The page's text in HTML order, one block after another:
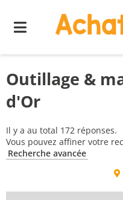
Menu
Outillage &
d'Or
Il y a au total 172 réponses.
Vous pouvez affiner votre
Recherche avancée